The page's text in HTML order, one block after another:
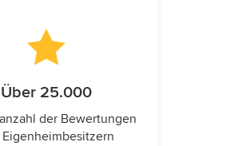
Über 25.000
der Bewertungen